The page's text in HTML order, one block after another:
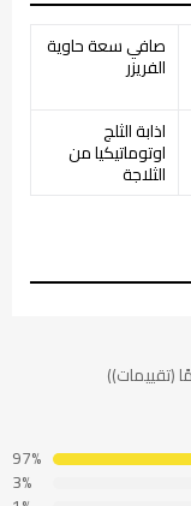
صافي سعة حاوية
الفريزر
اذابة الثلج
اوتوماتيكيا من
الثلاجة
97%
3%